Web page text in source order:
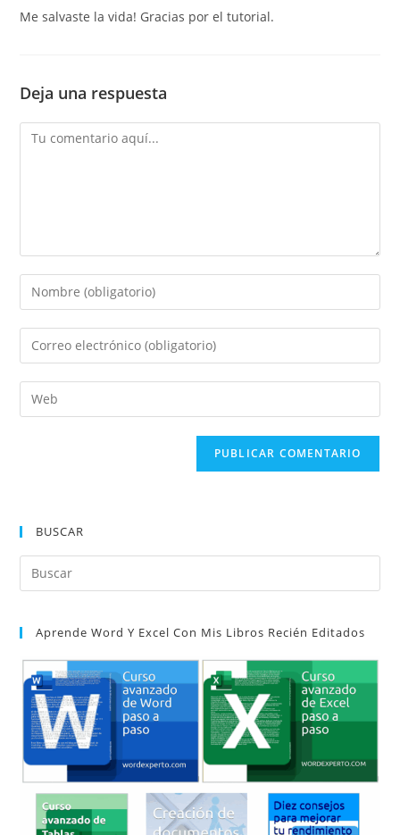
Me salvaste la vida! Gracias por el tutorial.
Deja una respuesta
Comentario
Introduce
tu
nombre
de
usuario
Introduce
tu
dirección
de
Introduce
la
(opcional)
BUSCAR
Aprende Word Y Excel Con Mis Libros Recién Editados